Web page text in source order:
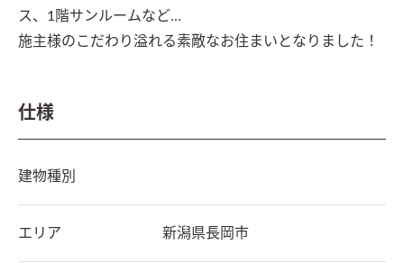
ス、1階サンルームなど…
施主様のこだわり溢れる素敵なお住まいとなりました！
仕様
建物種別
エリア 新潟県長岡市